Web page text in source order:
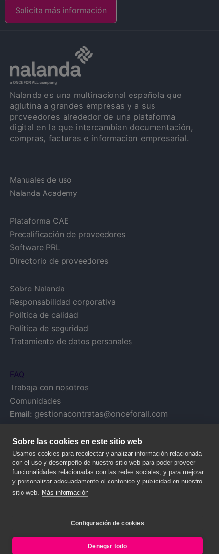
Solicita más información
Nalanda es una multinacional española que
aglutina a grandes empresas y a sus
proveedores alrededor de una plataforma
digital en la que intercambian documentación,
compras, facturas e información empresarial.
Manuales de uso
Nalanda Academy
Plataforma CAE
Precalificación de proveedores
Software PRL
Directorio de proveedores
Sobre Nalanda
Responsabilidad corporativa
Política de calidad
Política de seguridad
Tratamiento de datos personales
FAQ
Trabaja con nosotros
Comunidades
Email: gestionacontratas@onceforall.com
Sobre las cookies en este sitio web
Usamos cookies para recolectar y analizar información relacionada
con el uso y desempeño de nuestro sitio web para poder proveer
funcionalidades relacionadas con las redes sociales, y para mejorar
y personalizar adecuadamente el contenido y publicidad en nuestro
sitio web. Más información
Configuración de cookies
Denegar todo